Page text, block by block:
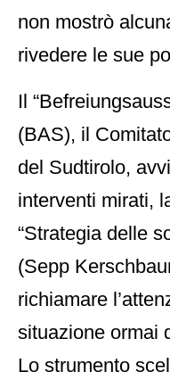
non mostrò
rivedere le sue
Il
(BAS), il
del Sudtirolo,
interventi mirati,
“Strategia delle
(Sepp
richiamare
situazione ormai
Lo strumento